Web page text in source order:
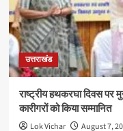
उत्तराखंड
राष्ट्रीय हथकरघा दिवस पर
कारीगरों को किया सम्मानित
Lok Vichar August 7,